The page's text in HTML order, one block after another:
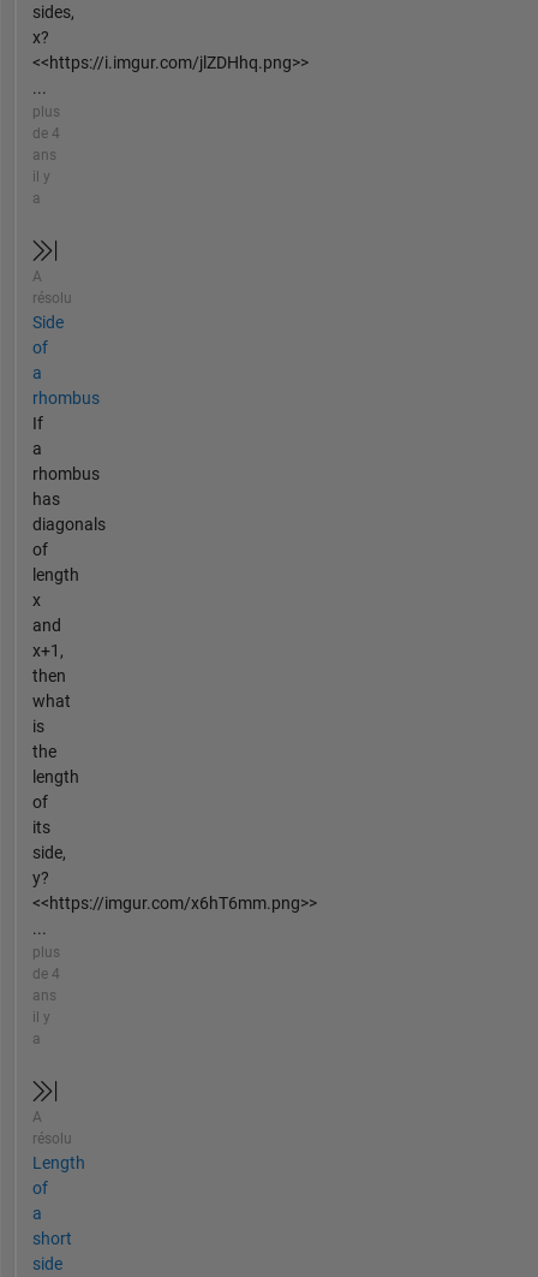
sides,
x?
<<https://i.imgur.com/jlZDHhq.png>>
...
plus
de 4
ans
il y
a
A
résolu
Side
of
a
rhombus
If
a
rhombus
has
diagonals
of
length
x
and
x+1,
then
what
is
the
length
of
its
side,
y?
<<https://imgur.com/x6hT6mm.png>>
...
plus
de 4
ans
il y
a
A
résolu
Length
of
a
short
side